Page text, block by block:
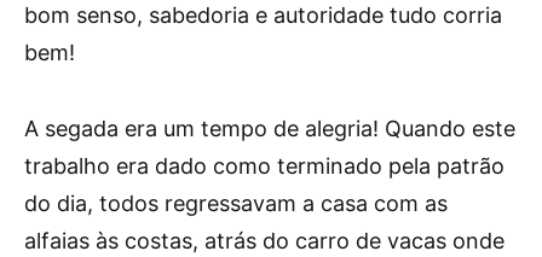
bom senso, sabedoria e autoridade tudo corria
bem!
A segada era um tempo de alegria! Quando este
trabalho era dado como terminado pela patrão
do dia, todos regressavam a casa com as
alfaias às costas, atrás do carro de vacas onde